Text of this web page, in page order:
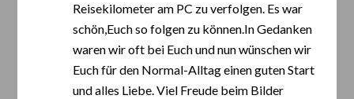
Reisekilometer am PC zu verfolgen. Es war
schön,Euch so folgen zu können.In Gedanken
waren wir oft bei Euch und nun wünschen wir
Euch für den Normal-Alltag einen guten Start
und alles Liebe. Viel Freude beim Bilder